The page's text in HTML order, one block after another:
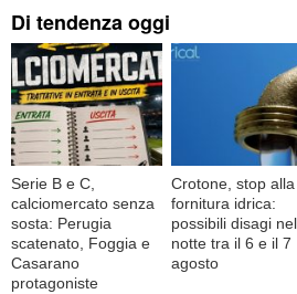
Di tendenza oggi
Serie B e C,
calciomercato senza
sosta: Perugia
scatenato, Foggia e
Casarano
protagoniste
Crotone, stop alla
fornitura idrica:
possibili disagi
notte tra il 6 e il 7
agosto